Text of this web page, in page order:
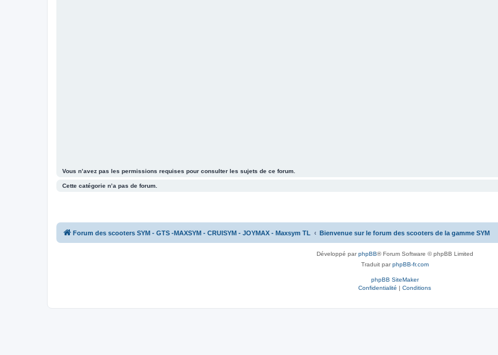
Vous n’avez pas les permissions requises pour consulter les sujets de ce forum.
Cette catégorie n’a pas de forum.
Forum des scooters SYM - GTS -MAXSYM - CRUISYM - JOYMAX - Maxsym TL Bienvenue sur le forum des scooters de la gamme SYM
Développé parphpBB® Forum Software © phpBB Limited
Traduit parphpBB-fr.com
phpBB SiteMaker
Confidentialité | Conditions